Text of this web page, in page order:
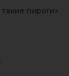
пироги»